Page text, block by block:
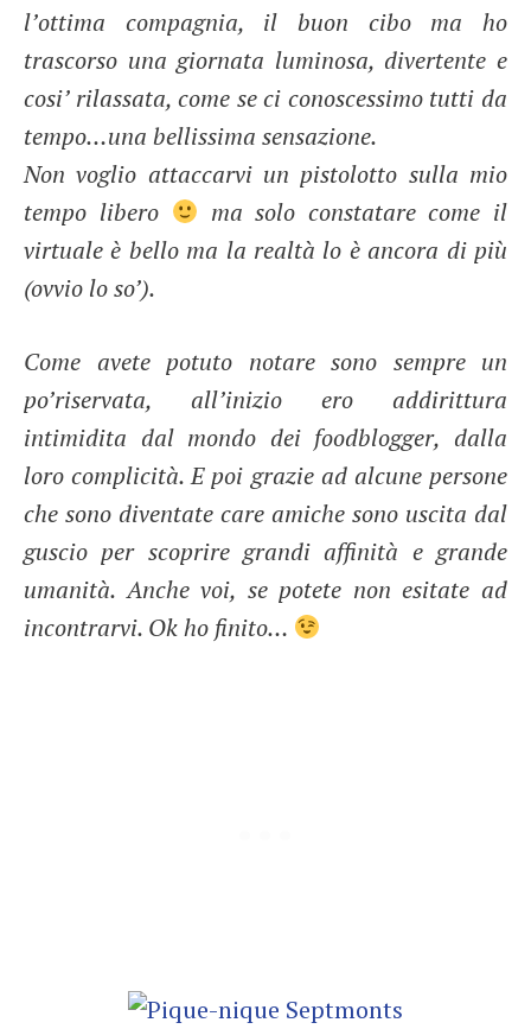
l’ottima compagnia, il buon cibo ma ho
trascorso una giornata luminosa, divertente e
cosi’ rilassata, come se ci conoscessimo tutti da
tempo…una bellissima sensazione.
Non voglio attaccarvi un pistolotto sulla mio
tempo libero
ma solo constatare come il
virtuale è bello ma la realtà lo è ancora di più
(ovvio lo so’).
Come avete potuto notare sono sempre un
po’riservata, all’inizio ero addirittura
intimidita dal mondo dei foodblogger, dalla
loro complicità. E poi grazie ad alcune persone
che sono diventate care amiche sono uscita dal
guscio per scoprire grandi affinità e grande
umanità. Anche voi, se potete non esitate ad
incontrarvi. Ok ho finito…